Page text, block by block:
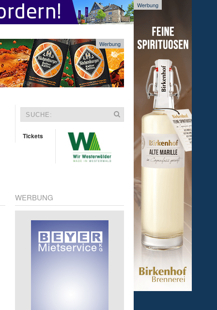
Werbung
Werbung
Tickets
WERBUNG